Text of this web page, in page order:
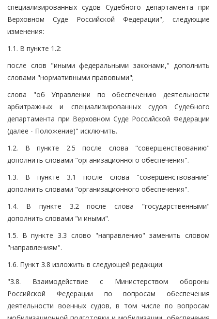
специализированных судов Судебного департамента при
Верховном Суде Российской Федерации", следующие
изменения:
1.1. В пункте 1.2:
после слов "иными федеральными законами," дополнить
словами "нормативными правовыми";
слова "об Управлении по обеспечению деятельности
арбитражных и специализированных судов Судебного
департамента при Верховном Суде Российской Федерации
(далее - Положение)" исключить.
1.2. В пункте 2.5 после слова "совершенствованию"
дополнить словами "организационного обеспечения".
1.3. В пункте 3.1 после слова "совершенствование"
дополнить словами "организационного обеспечения".
1.4. В пункте 3.2 после слова "государственными"
дополнить словами "и иными".
1.5. В пункте 3.3 слово "направлению" заменить словом
"направлениям".
1.6. Пункт 3.8 изложить в следующей редакции:
"3.8. Взаимодействие с Министерством обороны
Российской Федерации по вопросам обеспечения
деятельности военных судов, в том числе по вопросам